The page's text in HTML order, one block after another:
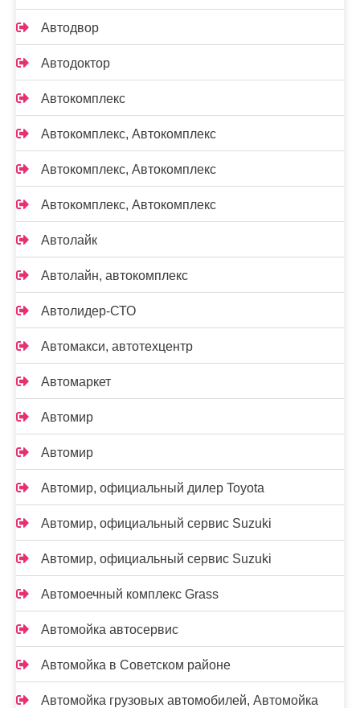
Автодвор
Автодоктор
Автокомплекс
Автокомплекс, Автокомплекс
Автокомплекс, Автокомплекс
Автокомплекс, Автокомплекс
Автолайк
Автолайн, автокомплекс
Автолидер-СТО
Автомакси, автотехцентр
Автомаркет
Автомир
Автомир
Автомир, официальный дилер Toyota
Автомир, официальный сервис Suzuki
Автомир, официальный сервис Suzuki
Автомоечный комплекс Grass
Автомойка автосервис
Автомойка в Советском районе
Автомойка грузовых автомобилей, Автомойка